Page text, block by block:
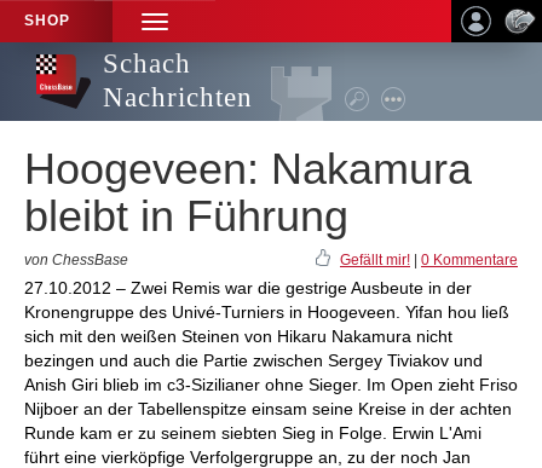
SHOP
TOGGLE
NAVIGATION
Schach
Nachrichten
Hoogeveen: Nakamura
bleibt in Führung
von ChessBase Gefällt mir! 0 Kommentare
27.10.2012 – Zwei Remis war die gestrige Ausbeute in der
Kronengruppe des Univé-Turniers in Hoogeveen. Yifan hou ließ
sich mit den weißen Steinen von Hikaru Nakamura nicht
bezingen und auch die Partie zwischen Sergey Tiviakov und
Anish Giri blieb im c3-Sizilianer ohne Sieger. Im Open zieht Friso
Nijboer an der Tabellenspitze einsam seine Kreise in der achten
Runde kam er zu seinem siebten Sieg in Folge. Erwin L'Ami
führt eine vierköpfige Verfolgergruppe an, zu der noch Jan